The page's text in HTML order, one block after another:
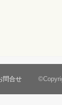
問合せ